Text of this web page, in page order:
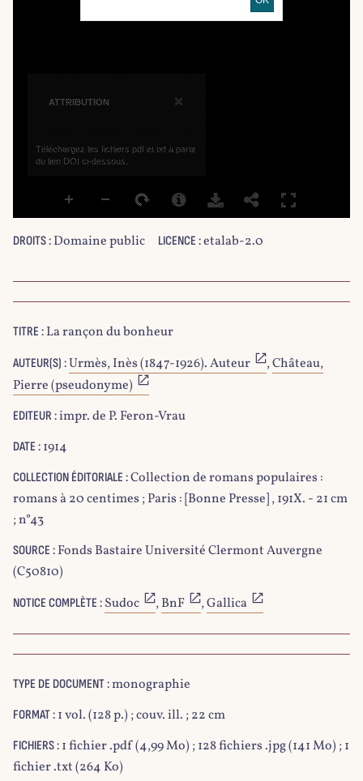
ATTRIBUTION ×
Téléchargez les fichiers pdf et txt à partir
du lien DOI ci-dessous.
DROITS : Domaine public LICENCE :etalab-2.0
TITRE : La rançon du bonheur
AUTEUR(S) :Urmès, Inès (1847-1926). Auteur ,Château,
Pierre (pseudonyme)
EDITEUR :impr. de P. Feron-Vrau
DATE : 1914
COLLECTION ÉDITORIALE :Collection de romans populaires :
romans à 20 centimes ; Paris : [Bonne Presse] , 191X. - 21 cm
; n°43
SOURCE : Fonds Bastaire Université Clermont Auvergne
(C50810)
NOTICE COMPLÈTE : Sudoc ,BnF ,Gallica
TYPE DE DOCUMENT :monographie
FORMAT : 1 vol. (128 p.) ; couv. ill. ; 22 cm
FICHIERS : 1 fichier .pdf (4,99 Mo) ; 128 fichiers .jpg (141 Mo) ; 1
fichier .txt (264 Ko)